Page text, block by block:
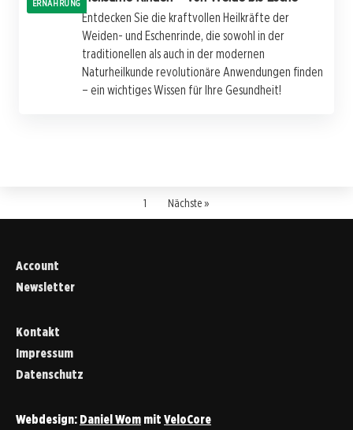
ERNÄHRUNG
Entdecken Sie die kraftvollen Heilkräfte der
Weiden- und Eschenrinde, die sowohl in der
traditionellen als auch in der modernen
Naturheilkunde revolutionäre Anwendungen finden
– ein wichtiges Wissen für Ihre Gesundheit!
1 Nächste »
Account
Newsletter
Kontakt
Impressum
Datenschutz
Webdesign: Daniel Wom mit VeloCore